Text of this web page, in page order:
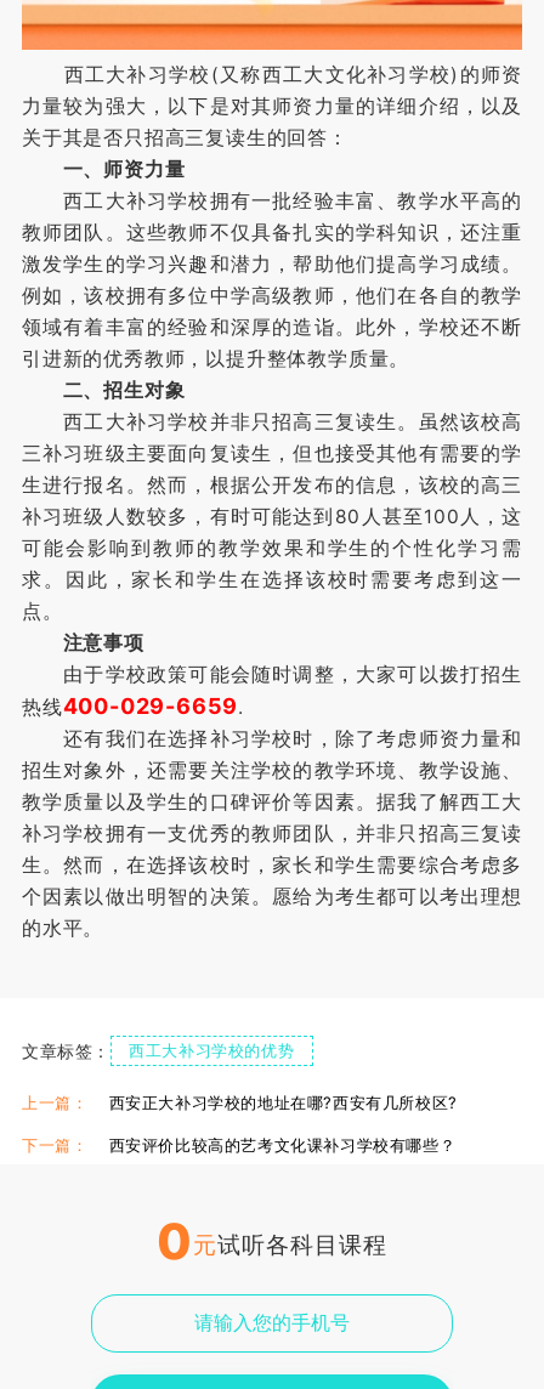
西工大补习学校(又称西工大文化补习学校)的师资
力量较为强大，以下是对其师资力量的详细介绍，以及
关于其是否只招高三复读生的回答：
一、师资力量
西工大补习学校拥有一批经验丰富、教学水平高的
教师团队。这些教师不仅具备扎实的学科知识，还注重
激发学生的学习兴趣和潜力，帮助他们提高学习成绩。
例如，该校拥有多位中学高级教师，他们在各自的教学
领域有着丰富的经验和深厚的造诣。此外，学校还不断
引进新的优秀教师，以提升整体教学质量。
二、招生对象
西工大补习学校并非只招高三复读生。虽然该校高
三补习班级主要面向复读生，但也接受其他有需要的学
生进行报名。然而，根据公开发布的信息，该校的高三
补习班级人数较多，有时可能达到80人甚至100人，这
可能会影响到教师的教学效果和学生的个性化学习需
求。因此，家长和学生在选择该校时需要考虑到这一
点。
注意事项
由于学校政策可能会随时调整，大家可以拨打招生
热线400-029-6659.
还有我们在选择补习学校时，除了考虑师资力量和
招生对象外，还需要关注学校的教学环境、教学设施、
教学质量以及学生的口碑评价等因素。据我了解西工大
补习学校拥有一支优秀的教师团队，并非只招高三复读
生。然而，在选择该校时，家长和学生需要综合考虑多
个因素以做出明智的决策。愿给为考生都可以考出理想
的水平。
文章标签： 西工大补习学校的优势
西工大补习学校复读班 西工大补习学校分数线
西工大补习学校怎么样
上一篇： 西安正大补习学校的地址在哪?西安有几所校区?
下一篇： 西安评价比较高的艺考文化课补习学校有哪些？
0元试听各科目课程